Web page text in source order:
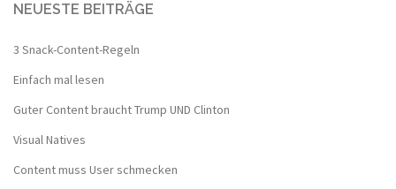
NEUESTE BEITRÄGE
3 Snack-Content-Regeln
Einfach mal lesen
Guter Content braucht Trump UND Clinton
Visual Natives
Content muss User schmecken